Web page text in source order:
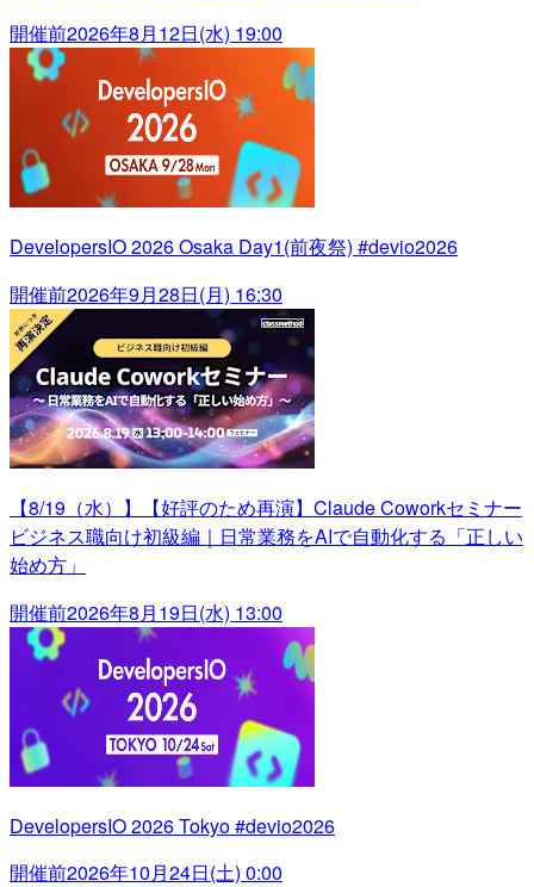
開催前2026年8月12日(水) 19:00
DevelopersIO 2026 Osaka Day1(前夜祭) #devio2026
開催前2026年9月28日(月) 16:30
【8/19（水）】【好評のため再演】Claude Coworkセミナー
ビジネス職向け初級編｜日常業務をAIで自動化する「正しい
始め方」
開催前2026年8月19日(水) 13:00
DevelopersIO 2026 Tokyo #devio2026
開催前2026年10月24日(土) 0:00